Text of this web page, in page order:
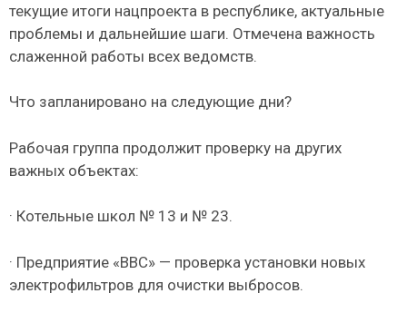
текущие итоги нацпроекта в республике, актуальные
проблемы и дальнейшие шаги. Отмечена важность
слаженной работы всех ведомств.
Что запланировано на следующие дни?
Рабочая группа продолжит проверку на других
важных объектах:
· Котельные школ № 13 и № 23.
· Предприятие «ВВС» — проверка установки новых
электрофильтров для очистки выбросов.